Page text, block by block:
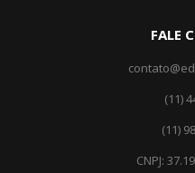
FALE
(11)
(11)
CNPJ: